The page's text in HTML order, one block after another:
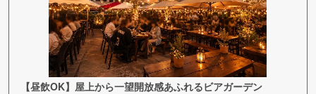
【昼飲OK】屋上から一望開放感あふれるビアガーデン